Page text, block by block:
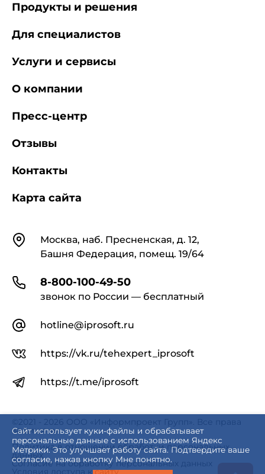
Сайт использует куки-файлы и обрабатывает
персональные данные с использованием Яндекс
Метрики. Это улучшает работу сайта. Подтвердите ваше
согласие, нажав кнопку Мне понятно.
КонтактыМосква, наб. Пресненская, д. 12,
Башня Федерация, помещ. 19/64
8-800-100-49-50
звонок по России — бесплатный
hotline@iprosoft.ru
https://vk.ru/tehexpert_iprosoft
https://t.me/iprosoft
Продукты и решения
Для специалистов
Услуги и сервисы
О компании
Пресс-центр
Отзывы
Контакты
Карта сайта
©2021 - 2026 ООО «Информпроект Групп». Все права
защищены.
Политика в отношении обработки персональных
данных
Согласие на обработку персональных данных
Условия доступа к сайту